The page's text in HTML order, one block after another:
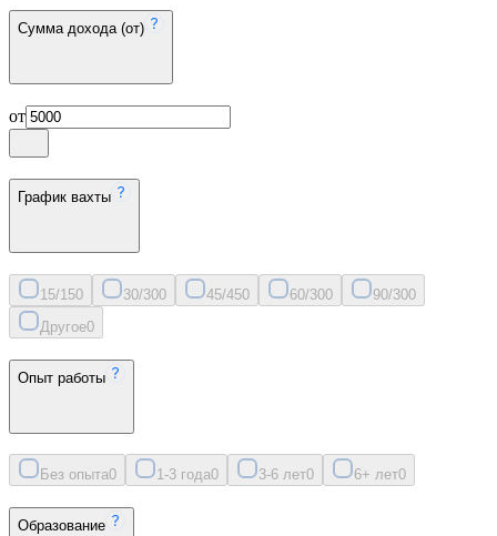
Сумма дохода (от)
от
График вахты
15/150 30/300 45/450 60/300 90/300
Другое0
Опыт работы
Без опыта0 1-3 года0 3-6 лет0 6+ лет0
Образование